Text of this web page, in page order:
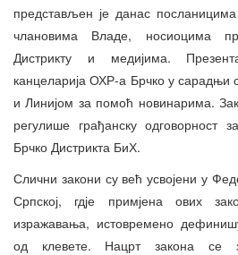
представљен је данас
члановима Владе, носиоцима
Дистрикту и медијима.
канцеларија ОХР-а Брчко у сарадњи
и Линијом за помоћ новинарима.
регулише грађанску одговорност
Брчко Дистрикта БиХ.
Слични закони су већ усвојени у
Српској, гдје примјена ових
изражавања, истовремено
од клевете. Нацрт закона се